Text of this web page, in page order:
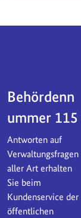
Behördenn
ummer 115
Antworten auf
Verwaltungsfragen
aller Art erhalten
Sie beim
Kundenservice der
öffentlichen